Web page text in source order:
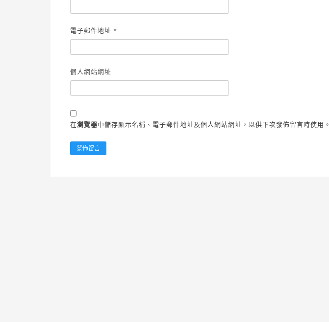
電子郵件地址*
個人網站網址
在瀏覽器中儲存顯示名稱、電子郵件地址及個人網站網址，以供下次發佈留言時使用。